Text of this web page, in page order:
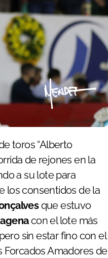
toros “Alberto
de rejones en la
a su lote para
los consentidos de la
que estuvo
con el lote más
sin estar fino con el
Forcados Amadores de